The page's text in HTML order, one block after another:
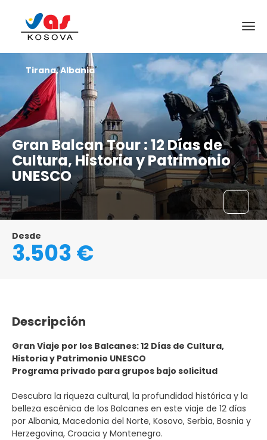
Gran Balcan Tour : 12 Días de
Cultura, Historia y Patrimonio
UNESCO
Tirana, Albania
Desde
3.503 €
Descripción
Gran Viaje por los Balcanes: 12 Días de Cultura,
Historia y Patrimonio UNESCO
Programa privado para grupos bajo solicitud
Descubra la riqueza cultural, la profundidad histórica y la
belleza escénica de los Balcanes en este viaje de 12 días
por Albania, Macedonia del Norte, Kosovo, Serbia, Bosnia y
Herzegovina, Croacia y Montenegro.